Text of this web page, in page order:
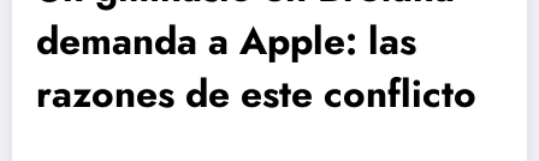
demanda a Apple: las
razones de este conflicto